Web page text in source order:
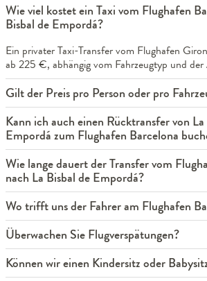
Wie viel kostet ein Taxi vom Flughafen
Bisbal de Empordá?
Ein privater Taxi-Transfer vom Flughafen
ab 225 €, abhängig vom Fahrzeugtyp und der
Gilt der Preis pro Person oder pro
Kann ich auch einen Rücktransfer von
Empordá zum Flughafen Barcelona
Wie lange dauert der Transfer vom
nach La Bisbal de Empordá?
Wo trifft uns der Fahrer am Flughafen
Überwachen Sie Flugverspätungen?
Können wir einen Kindersitz oder